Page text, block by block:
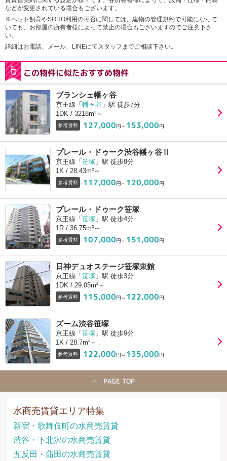
などが変更されている場合もございます。
※ペット飼育やSOHO利用の可否に関しては、建物の管理規約で可能になって
いても、お部屋の所有者様によって禁止の場合もございますのでご注意下さ
い。
詳細はお電話、メール、LINEにてスタッフまでご相談下さい。
この物件に似たおすすめ物件
ブランシェ幡ヶ谷
京王線「 幡ヶ谷 」駅 徒歩7分
1DK / 3218m²～
参考賃料 127,000円～ 153,000円
プレール・ドゥーク渋谷幡ヶ谷Ⅱ
京王線「 笹塚 」駅 徒歩8分
1K / 28.43m²～
参考賃料 117,000円～ 120,000円
プレール・ドゥーク笹塚
京王線「 笹塚 」駅 徒歩4分
1R / 36.75m²～
参考賃料 107,000円～ 151,000円
日神デュオステージ笹塚東館
京王線「 笹塚 」駅 徒歩3分
1DK / 29.05m²～
参考賃料 115,000円～ 122,000円
ズーム渋谷笹塚
京王線「 笹塚 」駅 徒歩9分
1K / 28.7m²～
参考賃料 122,000円～ 135,000円
PAGE TOP
水商売賃貸エリア特集
新宿・歌舞伎町の水商売賃貸
渋谷・下北沢の水商売賃貸
五反田・蒲田の水商売賃貸